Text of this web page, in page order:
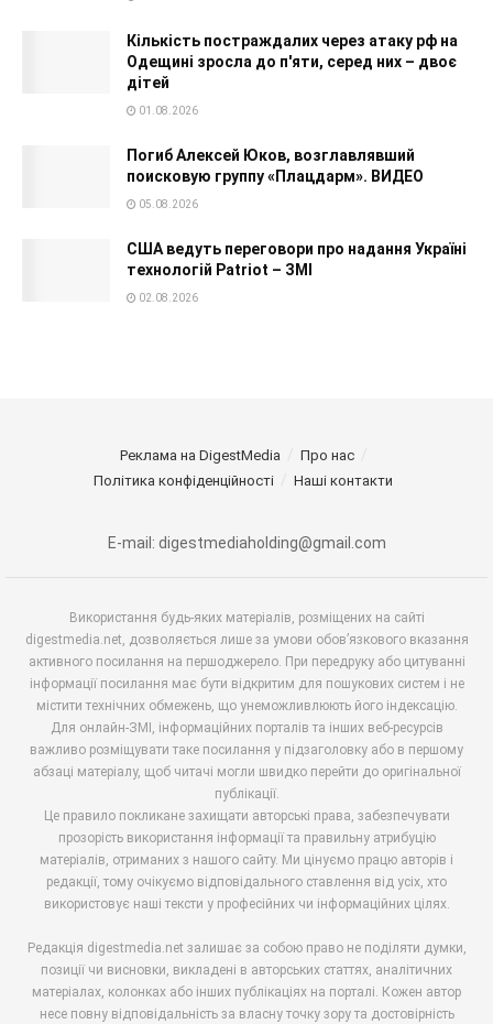
Кількість постраждалих через атаку рф на
Одещині зросла до п'яти, серед них – двоє
дітей
01.08.2026
Погиб Алексей Юков, возглавлявший
поисковую группу «Плацдарм». ВИДЕО
05.08.2026
США ведуть переговори про надання Україні
технологій Patriot – ЗМІ
02.08.2026
Реклама на DigestMedia
Про нас
Політика конфіденційності
Наші контакти
E-mail: digestmediaholding@gmail.com
Використання будь-яких матеріалів, розміщених на сайті
digestmedia.net, дозволяється лише за умови обов’язкового вказання
активного посилання на першоджерело. При передруку або цитуванні
інформації посилання має бути відкритим для пошукових систем і не
містити технічних обмежень, що унеможливлюють його індексацію.
Для онлайн-ЗМІ, інформаційних порталів та інших веб-ресурсів
важливо розміщувати таке посилання у підзаголовку або в першому
абзаці матеріалу, щоб читачі могли швидко перейти до оригінальної
публікації.
Це правило покликане захищати авторські права, забезпечувати
прозорість використання інформації та правильну атрибуцію
матеріалів, отриманих з нашого сайту. Ми цінуємо працю авторів і
редакції, тому очікуємо відповідального ставлення від усіх, хто
використовує наші тексти у професійних чи інформаційних цілях.
Редакція digestmedia.net залишає за собою право не поділяти думки,
позиції чи висновки, викладені в авторських статтях, аналітичних
матеріалах, колонках або інших публікаціях на порталі. Кожен автор
несе повну відповідальність за власну точку зору та достовірність